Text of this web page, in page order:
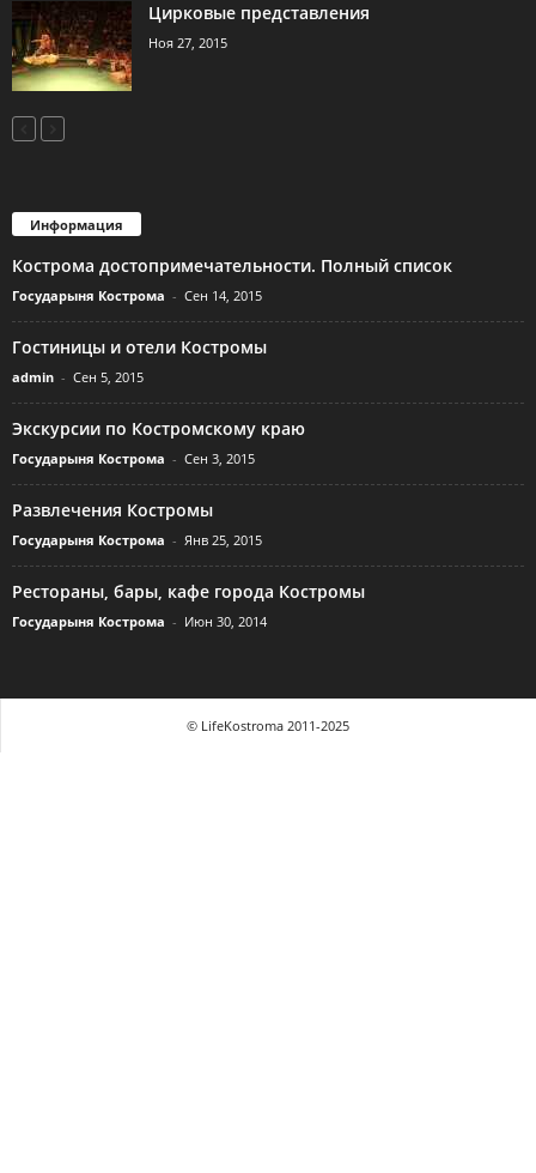
Цирковые представления
Ноя 27, 2015
Информация
Кострома достопримечательности. Полный список
Государыня Кострома - Сен 14, 2015
Гостиницы и отели Костромы
admin - Сен 5, 2015
Экскурсии по Костромскому краю
Государыня Кострома - Сен 3, 2015
Развлечения Костромы
Государыня Кострома - Янв 25, 2015
Рестораны, бары, кафе города Костромы
Государыня Кострома - Июн 30, 2014
© LifeKostroma 2011-2025